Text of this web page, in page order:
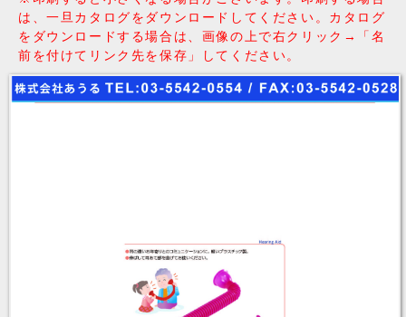
は、一旦カタログをダウンロードしてください。カタログ
をダウンロードする場合は、画像の上で右クリック→「名
前を付けてリンク先を保存」してください。